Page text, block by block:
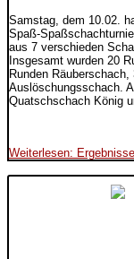
Samstag, dem 10.02.
Spaß-
aus 7 verschieden
Insgesamt wurden 20
Runden
Auslöschungsschach.
Quatschschach König
Weiterlesen: